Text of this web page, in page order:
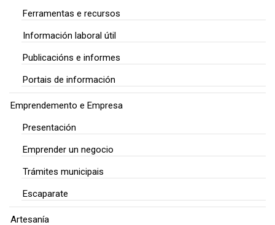
Ferramentas e recursos
Información laboral útil
Publicacións e informes
Portais de información
Emprendemento e Empresa
Presentación
Emprender un negocio
Trámites municipais
Escaparate
Artesanía